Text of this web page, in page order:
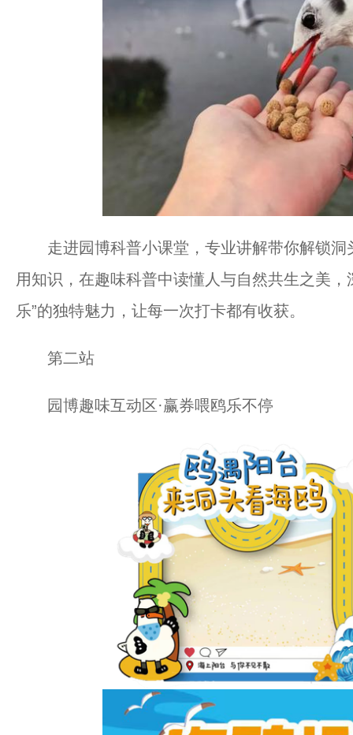
走进园博科普小课堂，专业讲解带你解锁洞
用知识，在趣味科普中读懂人与自然共生之美
乐”的独特魅力，让每一次打卡都有收获。
第二站
园博趣味互动区·赢券喂鸥乐不停